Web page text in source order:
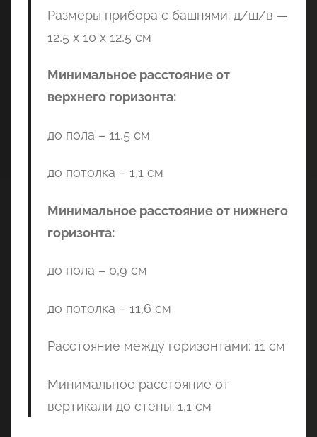
Размеры прибора с башнями: д/ш/в —
12,5 х 10 х 12,5 см
Минимальное расстояние от
верхнего горизонта:
до пола – 11,5 см
до потолка – 1,1 см
Минимальное расстояние от нижнего
горизонта:
до пола – 0,9 см
до потолка – 11,6 см
Расстояние между горизонтами: 11 см
Минимальное расстояние от
вертикали до стены: 1,1 см